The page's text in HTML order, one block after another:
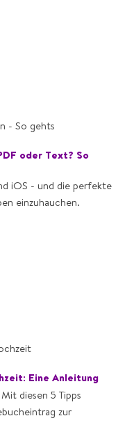
oder Text? So
iOS - und die perfekte
einzuhauchen.
Eine Anleitung
diesen 5 Tipps
zur